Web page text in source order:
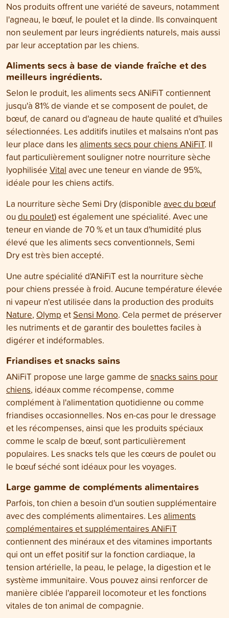
Nos produits offrent une variété de saveurs, notamment
l'agneau, le bœuf, le poulet et la dinde. Ils convainquent
non seulement par leurs ingrédients naturels, mais aussi
par leur acceptation par les chiens.
Aliments secs à base de viande fraîche et des
meilleurs ingrédients.
Selon le produit, les aliments secs ANiFiT contiennent
jusqu'à 81% de viande et se composent de poulet, de
bœuf, de canard ou d'agneau de haute qualité et d'huiles
sélectionnées. Les additifs inutiles et malsains n'ont pas
leur place dans les aliments secs pour chiens ANiFiT. Il
faut particulièrement souligner notre nourriture sèche
lyophilisée Vital avec une teneur en viande de 95%,
idéale pour les chiens actifs.
La nourriture sèche Semi Dry (disponible avec du bœuf
ou du poulet) est également une spécialité. Avec une
teneur en viande de 70 % et un taux d'humidité plus
élevé que les aliments secs conventionnels, Semi
Dry est très bien accepté.
Une autre spécialité d'ANiFiT est la nourriture sèche
pour chiens pressée à froid. Aucune température élevée
ni vapeur n'est utilisée dans la production des produits
Nature, Olymp et Sensi Mono. Cela permet de préserver
les nutriments et de garantir des boulettes faciles à
digérer et indéformables.
Friandises et snacks sains
ANiFiT propose une large gamme de snacks sains pour
chiens, idéaux comme récompense, comme
complément à l'alimentation quotidienne ou comme
friandises occasionnelles. Nos en-cas pour le dressage
et les récompenses, ainsi que les produits spéciaux
comme le scalp de bœuf, sont particulièrement
populaires. Les snacks tels que les cœurs de poulet ou
le bœuf séché sont idéaux pour les voyages.
Large gamme de compléments alimentaires
Parfois, ton chien a besoin d'un soutien supplémentaire
avec des compléments alimentaires. Les aliments
complémentaires et supplémentaires ANiFiT
contiennent des minéraux et des vitamines importants
qui ont un effet positif sur la fonction cardiaque, la
tension artérielle, la peau, le pelage, la digestion et le
système immunitaire. Vous pouvez ainsi renforcer de
manière ciblée l'appareil locomoteur et les fonctions
vitales de ton animal de compagnie.